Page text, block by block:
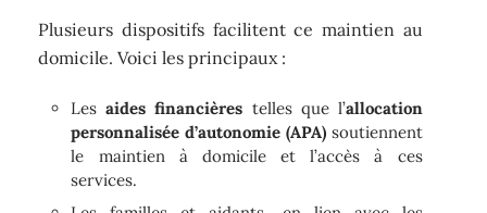
Plusieurs dispositifs facilitent ce maintien au
domicile. Voici les principaux :
Lesaides financières telles que l’allocation
personnalisée d’autonomie (APA)soutiennent
le maintien à domicile et l’accès à ces
services.